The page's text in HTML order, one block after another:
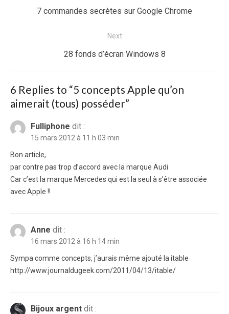
Previous
7 commandes secrètes sur Google Chrome
Next
Next
28 fonds d’écran Windows 8
6 Replies to “5 concepts Apple qu’on
aimerait (tous) posséder”
Fulliphone dit :
15 mars 2012 à 11 h 03 min
Bon article,
par contre pas trop d’accord avec la marque Audi
Car c’est la marque Mercedes qui est la seul à s’être associée
avec Apple !!
Anne dit :
16 mars 2012 à 16 h 14 min
Sympa comme concepts, j’aurais même ajouté la itable
http://www.journaldugeek.com/2011/04/13/itable/
Bijoux argent dit :